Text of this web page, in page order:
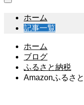
ホーム
記事一覧
ホーム
ブログ
ふるさと納税
Amazonふるさ